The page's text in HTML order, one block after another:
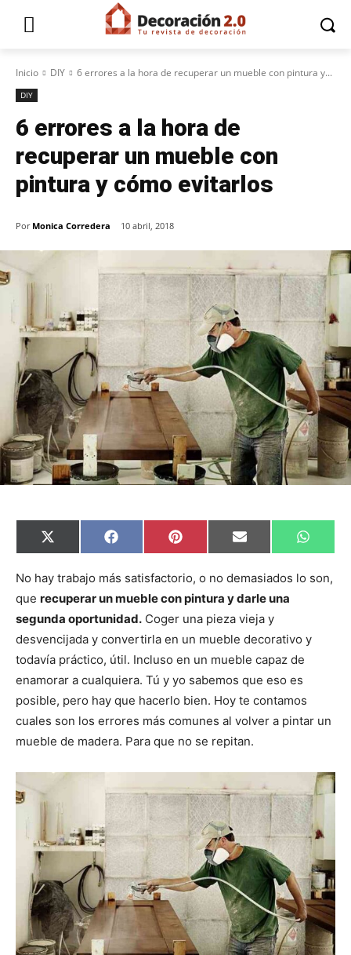
Inicio DIY 6 errores a la hora de recuperar un mueble con pintura y...
DIY
6 errores a la hora de
recuperar un mueble con
pintura y cómo evitarlos
Por Monica Corredera 10 abril, 2018
C
o
p
r
t
i
r
e
n
X
(
w
t
t
e
r
)
C
o
p
r
i
r
e
n
F
a
e
o
o
k
C
o
p
r
i
r
e
n
P
i
t
r
e
s
t
C
o
p
r
t
i
r
e
n
E
m
i
C
o
p
r
e
W
h
t
No hay trabajo más satisfactorio, o no demasiados lo son,
que recuperar un mueble con pintura y darle una
segunda oportunidad. Coger una pieza vieja y
desvencijada y convertirla en un mueble decorativo y
todavía práctico, útil. Incluso en un mueble capaz de
enamorar a cualquiera. Tú y yo sabemos que eso es
posible, pero hay que hacerlo bien. Hoy te contamos
cuales son los errores más comunes al volver a pintar un
mueble de madera. Para que no se repitan.